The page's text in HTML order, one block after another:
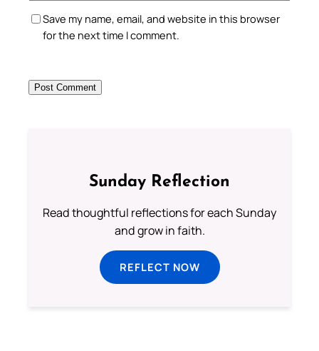
Save my name, email, and website in this browser
for the next time I comment.
Sunday Reflection
Read thoughtful reflections for each Sunday
and grow in faith.
REFLECT NOW